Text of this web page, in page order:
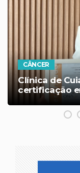
CÂNCER
Clínica de
certificação